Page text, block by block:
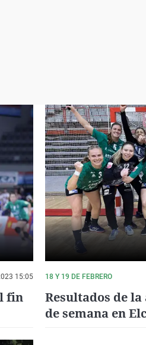
15:05
fin
18 Y 19 DE FEBRERO
Resultados de
de semana en